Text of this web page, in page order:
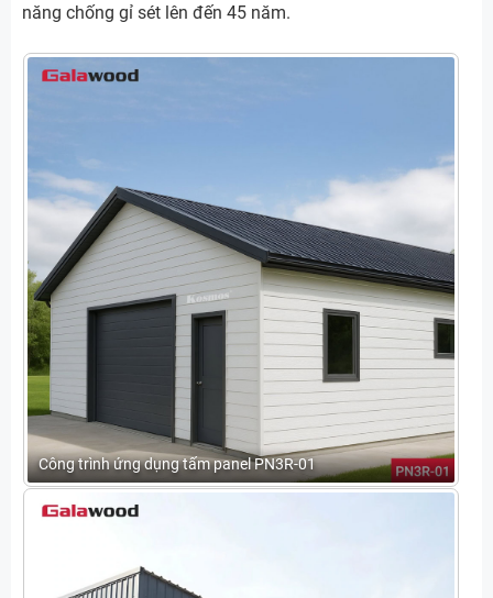
năng chống gỉ sét lên đến 45 năm.
Công trình ứng dụng tấm panel PN3R-01